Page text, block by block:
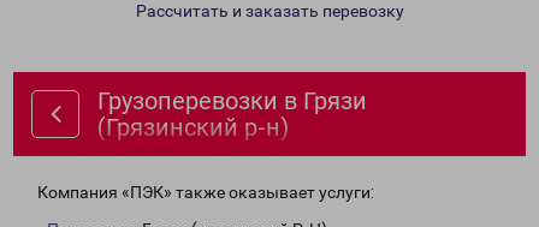
Рассчитать и заказать перевозку
Грузоперевозки в Грязи
(Грязинский р-н)
Компания «ПЭК» также оказывает услуги: